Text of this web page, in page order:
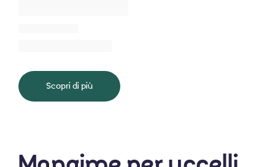
Scopri di più